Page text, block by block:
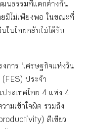
นธรรมที่แตกต่างกัน
มีไม่เพียงพอ ในขณะที่
ในไทยกลับไม่ได้รับ
การ ‘เศรษฐกิจแห่งวัน
ประจำ
ประเทศไทย 4 แห่ง 4
ามเข้าใจผิด รวมถึง
สีเขียว